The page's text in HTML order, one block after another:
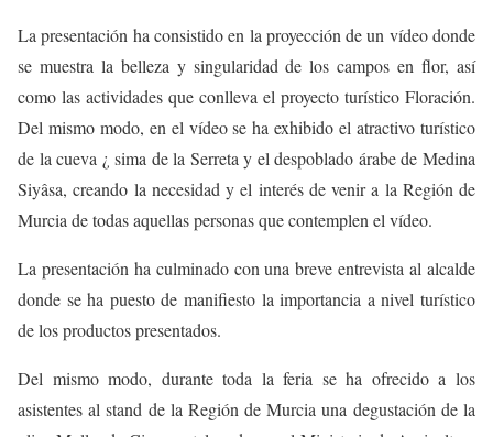
La presentación ha consistido en la proyección de un vídeo donde
se muestra la belleza y singularidad de los campos en flor, así
como las actividades que conlleva el proyecto turístico Floración.
Del mismo modo, en el vídeo se ha exhibido el atractivo turístico
de la cueva ¿ sima de la Serreta y el despoblado árabe de Medina
Siyâsa, creando la necesidad y el interés de venir a la Región de
Murcia de todas aquellas personas que contemplen el vídeo.
La presentación ha culminado con una breve entrevista al alcalde
donde se ha puesto de manifiesto la importancia a nivel turístico
de los productos presentados.
Del mismo modo, durante toda la feria se ha ofrecido a los
asistentes al stand de la Región de Murcia una degustación de la